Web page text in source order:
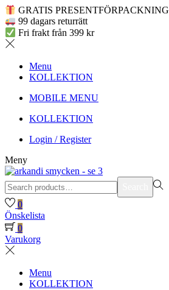
GRATIS PRESENTFÖRPACKNING
99 dagars returrätt
Fri frakt från 399 kr
Menu
KOLLEKTION
MOBILE MENU
KOLLEKTION
Login / Register
Meny
Search
for:>
0
Önskelista
0
Varukorg
Menu
KOLLEKTION